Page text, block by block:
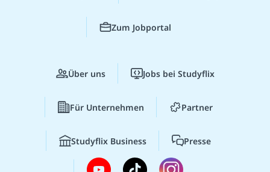
Zum Jobportal
Über uns Jobs bei Studyflix
Für Unternehmen Partner
Studyflix Business Presse